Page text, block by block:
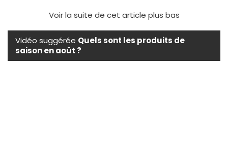
Voir la suite de cet article plus bas
Vidéo suggérée Quels sont les produits de
saison en août ?